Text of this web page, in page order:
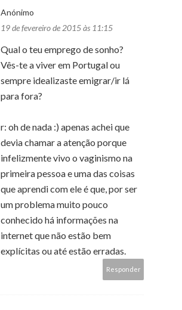
Anónimo
19 de fevereiro de 2015 às 11:15
Qual o teu emprego de sonho?
Vês-te a viver em Portugal ou
sempre idealizaste emigrar/ir lá
para fora?
r: oh de nada :) apenas achei que
devia chamar a atenção porque
infelizmente vivo o vaginismo na
primeira pessoa e uma das coisas
que aprendi com ele é que, por ser
um problema muito pouco
conhecido há informações na
internet que não estão bem
explícitas ou até estão erradas.
Responder